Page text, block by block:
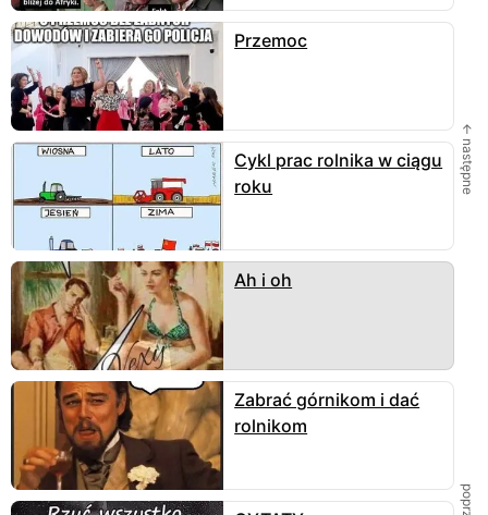
Przemoc
Cykl prac rolnika w ciągu
roku
Ah i oh
Zabrać górnikom i dać
rolnikom
← następne